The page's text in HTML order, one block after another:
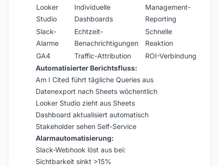
Looker
Studio
Individuelle
Dashboards
Management-
Reporting
Slack-
Alarme
Echtzeit-
Benachrichtigungen
Schnelle
Reaktion
GA4
Traffic-Attribution
ROI-Verbindung
Automatisierter Berichtsfluss:
Am I Cited führt tägliche Queries aus
Datenexport nach Sheets wöchentlich
Looker Studio zieht aus Sheets
Dashboard aktualisiert automatisch
Stakeholder sehen Self-Service
Alarmautomatisierung:
Slack-Webhook löst aus bei:
Sichtbarkeit sinkt >15%